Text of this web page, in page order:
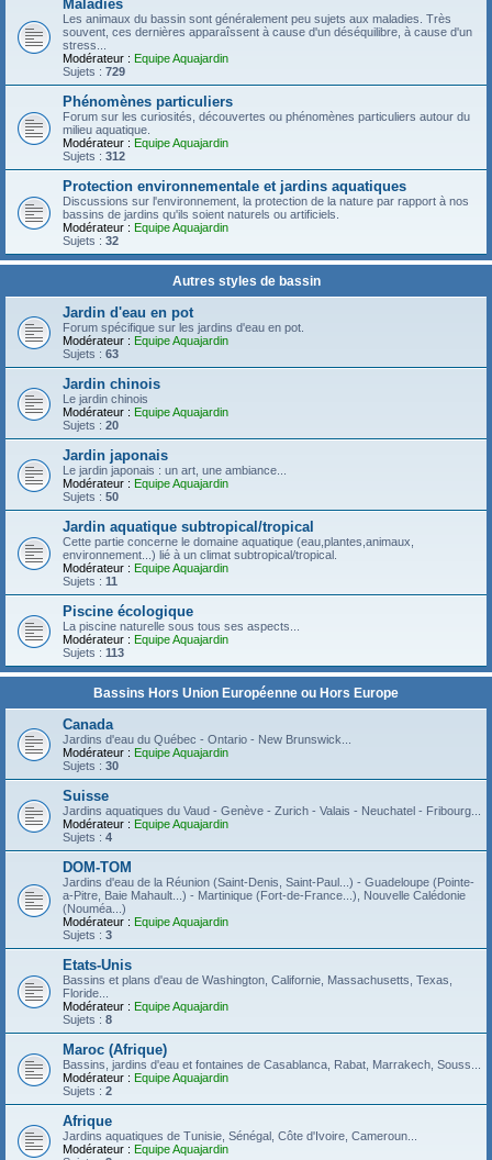
Maladies
Les animaux du bassin sont généralement peu sujets aux maladies. Très
souvent, ces dernières apparaîssent à cause d'un déséquilibre, à cause d'un
stress...
Modérateur : Equipe Aquajardin
Sujets : 729
Phénomènes particuliers
Forum sur les curiosités, découvertes ou phénomènes particuliers autour du
milieu aquatique.
Modérateur : Equipe Aquajardin
Sujets : 312
Protection environnementale et jardins aquatiques
Discussions sur l'environnement, la protection de la nature par rapport à nos
bassins de jardins qu'ils soient naturels ou artificiels.
Modérateur : Equipe Aquajardin
Sujets : 32
Autres styles de bassin
Jardin d'eau en pot
Forum spécifique sur les jardins d'eau en pot.
Modérateur : Equipe Aquajardin
Sujets : 63
Jardin chinois
Le jardin chinois
Modérateur : Equipe Aquajardin
Sujets : 20
Jardin japonais
Le jardin japonais : un art, une ambiance...
Modérateur : Equipe Aquajardin
Sujets : 50
Jardin aquatique subtropical/tropical
Cette partie concerne le domaine aquatique (eau,plantes,animaux,
environnement...) lié à un climat subtropical/tropical.
Modérateur : Equipe Aquajardin
Sujets : 11
Piscine écologique
La piscine naturelle sous tous ses aspects...
Modérateur : Equipe Aquajardin
Sujets : 113
Bassins Hors Union Européenne ou Hors Europe
Canada
Jardins d'eau du Québec - Ontario - New Brunswick...
Modérateur : Equipe Aquajardin
Sujets : 30
Suisse
Jardins aquatiques du Vaud - Genève - Zurich - Valais - Neuchatel - Fribourg...
Modérateur : Equipe Aquajardin
Sujets : 4
DOM-TOM
Jardins d'eau de la Réunion (Saint-Denis, Saint-Paul...) - Guadeloupe (Pointe-
a-Pitre, Baie Mahault...) - Martinique (Fort-de-France...), Nouvelle Calédonie
(Nouméa...)
Modérateur : Equipe Aquajardin
Sujets : 3
Etats-Unis
Bassins et plans d'eau de Washington, Californie, Massachusetts, Texas,
Floride...
Modérateur : Equipe Aquajardin
Sujets : 8
Maroc (Afrique)
Bassins, jardins d'eau et fontaines de Casablanca, Rabat, Marrakech, Souss...
Modérateur : Equipe Aquajardin
Sujets : 2
Afrique
Jardins aquatiques de Tunisie, Sénégal, Côte d'Ivoire, Cameroun...
Modérateur : Equipe Aquajardin